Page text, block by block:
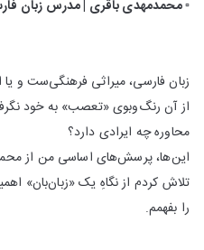
▫️ محمدمهدی باقری | مدرس زبان
زبان فارسی، میراثی فرهنگی‌ست و یا
از آن رنگ‌وبوی «تعصب» به خود
محاوره چه ایرادی دارد؟
این‌ها، پرسش‌های اساسی من از
تلاش کردم از نگاهِ یک «زبان‌بان»
را بفهمم.